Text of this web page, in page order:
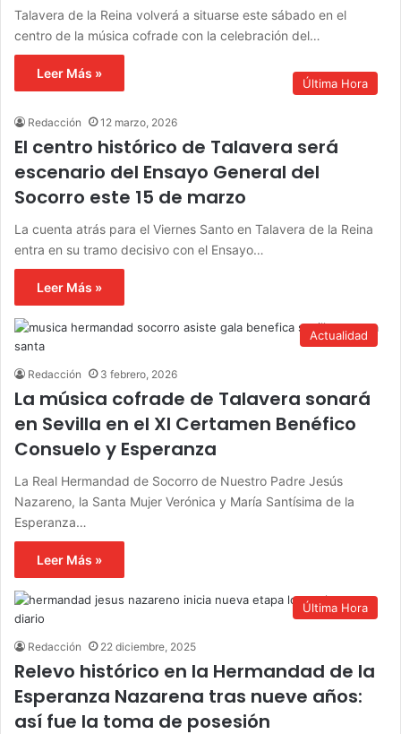
Talavera de la Reina volverá a situarse este sábado en el
centro de la música cofrade con la celebración del…
Leer Más »
Última Hora
Redacción 12 marzo, 2026
El centro histórico de Talavera será
escenario del Ensayo General del
Socorro este 15 de marzo
La cuenta atrás para el Viernes Santo en Talavera de la Reina
entra en su tramo decisivo con el Ensayo…
Leer Más »
Actualidad
Redacción 3 febrero, 2026
La música cofrade de Talavera sonará
en Sevilla en el XI Certamen Benéfico
Consuelo y Esperanza
La Real Hermandad de Socorro de Nuestro Padre Jesús
Nazareno, la Santa Mujer Verónica y María Santísima de la
Esperanza…
Leer Más »
Última Hora
Redacción 22 diciembre, 2025
Relevo histórico en la Hermandad de la
Esperanza Nazarena tras nueve años:
así fue la toma de posesión